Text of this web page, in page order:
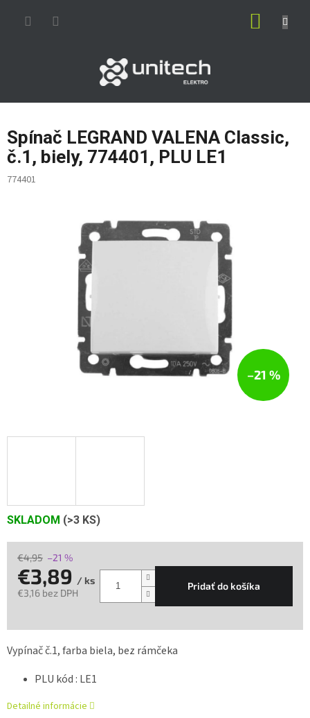
Spínač LEGRAND VALENA Classic,
č.1, biely, 774401, PLU LE1
774401
–21 %
SKLADOM (>3 KS)
€4,95 –21 %
€3,89 / ks
€3,16 bez DPH
Pridať do košíka
Vypínač č.1, farba biela, bez rámčeka
PLU kód : LE1
Detailné informácie